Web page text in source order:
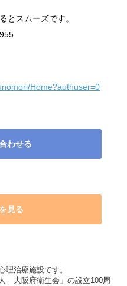
とスムーズです。
Home?authuser=0
わせる
見る
理治療施設です。
大阪府衛生会」の設立100周